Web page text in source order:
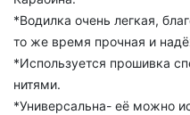
*Водилка очень легкая,
то же время прочная и
*Используется прошивка
нитями.
*Универсальна- её можно